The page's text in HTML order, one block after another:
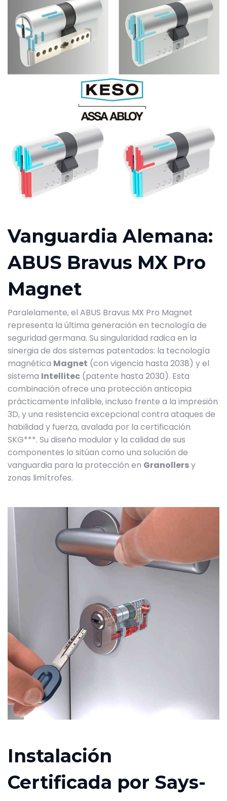
Vanguardia Alemana:
ABUS Bravus MX Pro
Magnet
Paralelamente, el ABUS Bravus MX Pro Magnet
representa la última generación en tecnología de
seguridad germana. Su singularidad radica en la
sinergia de dos sistemas patentados: la tecnología
magnética Magnet (con vigencia hasta 2038) y el
sistema Intellitec (patente hasta 2030). Esta
combinación ofrece una protección anticopia
prácticamente infalible, incluso frente a la impresión
3D, y una resistencia excepcional contra ataques de
habilidad y fuerza, avalada por la certificación
SKG***. Su diseño modular y la calidad de sus
componentes lo sitúan como una solución de
vanguardia para la protección en Granollersy
zonas limítrofes.
Instalación
Certificada por Says-